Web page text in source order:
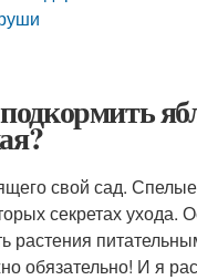
свой сад.
секретах ухода.
растения
обязательно! И я